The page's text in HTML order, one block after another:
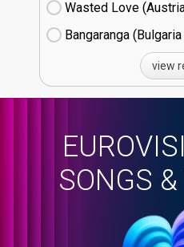
Wasted Love
Bangaranga (Bulgaria
view
SONGS